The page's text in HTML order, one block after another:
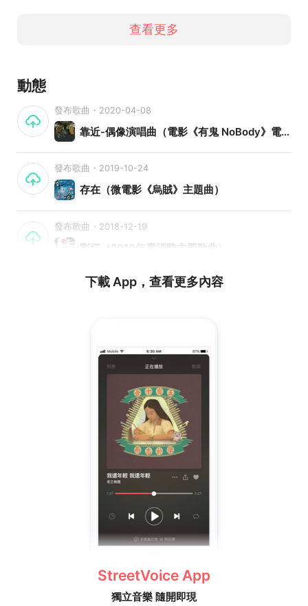
YouTube：
qpIJMLTiHg
Instagram： https://instagram.com/jerrylinmusic
Email Contact:：jerrylinmusicofficial@gmail.com
查看更多
動態
發布歌曲・2020-04-08
靠近-偶像演唱曲（電影《有鬼 NoBody》電影原聲帶）
發布歌曲・2019-10-24
存在（微電影《烏賊》主題曲）
發布歌曲・2018-12-19
彩紅（2019年度消防主題歌曲）
下載 App，查看更多內容
StreetVoice App
獨立音樂 隨開即現